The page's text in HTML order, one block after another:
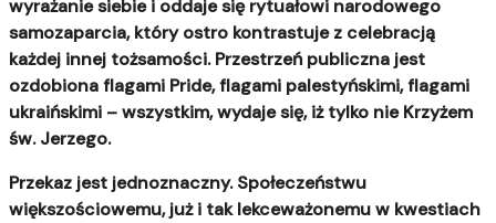
wyrażanie siebie i oddaje się rytuałowi narodowego
samozaparcia, który ostro kontrastuje z celebracją
każdej innej tożsamości. Przestrzeń publiczna jest
ozdobiona flagami Pride, flagami palestyńskimi, flagami
ukraińskimi – wszystkim, wydaje się, iż tylko nie Krzyżem
św. Jerzego.
Przekaz jest jednoznaczny. Społeczeństwu
większościowemu, już i tak lekceważonemu w kwestiach